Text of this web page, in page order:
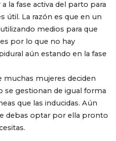
la fase activa del parto para
útil. La razón es que en un
medios para que
por lo que no hay
aún estando en la fase
muchas mujeres deciden
se gestionan de igual forma
que las inducidas. Aún
debas optar por ella pronto